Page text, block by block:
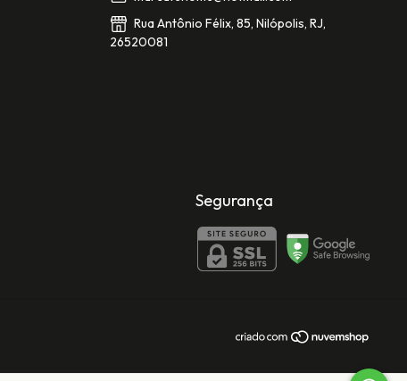
Rua Antônio Félix, 85, Nilópolis, RJ,
26520081
Segurança